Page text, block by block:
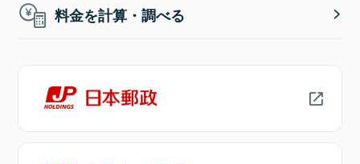
料金を計算・調べる